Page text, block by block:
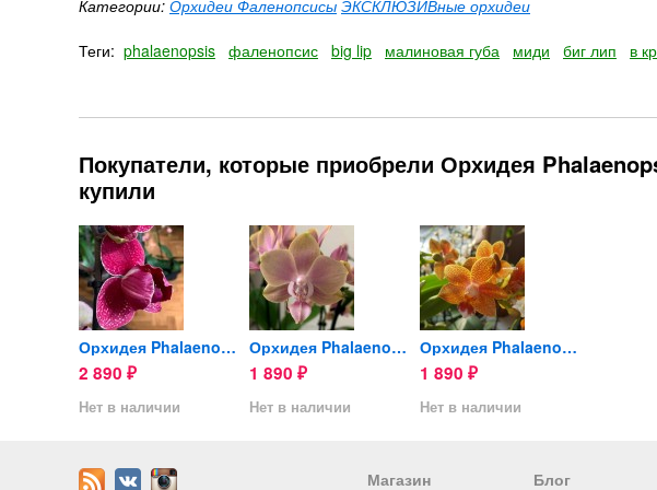
Категории: Орхидеи Фаленопсисы ЭКСКЛЮЗИВные орхидеи
Теги: phalaenopsis фаленопсис big lip малиновая губа миди биг лип в
Покупатели, которые приобрели Орхидея
купили
Орхидея Phalaenopsis Kimono...
2 890 ₽
Нет в наличии
Орхидея Phalaenopsis...
1 890 ₽
Нет в наличии
Орхидея Phalaenopsis Table...
1 890 ₽
Нет в наличии
Магазин Блог